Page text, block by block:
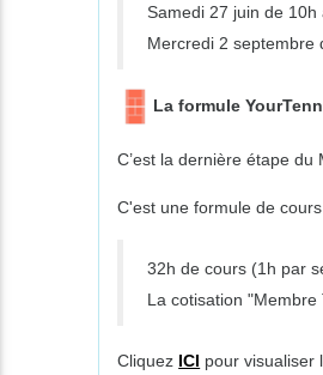
Samedi 27 juin de 10h
Mercredi 2 septembre
La formule
C’est la dernière étape du
C'est une formule de
32h de cours (1h par
La cotisation
Cliquez ICI pour visualiser